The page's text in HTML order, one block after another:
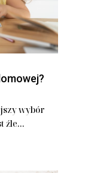
wybór
źle...